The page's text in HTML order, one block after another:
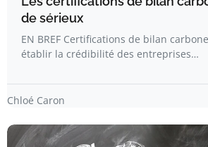
de sérieux
EN BREF Certifications de bilan
établir la crédibilité des entreprises…
Chloé Caron